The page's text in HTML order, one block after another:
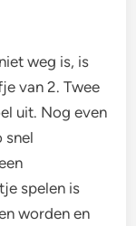
weg is, is
van 2. Twee
uit. Nog even
snel
spelen is
worden en